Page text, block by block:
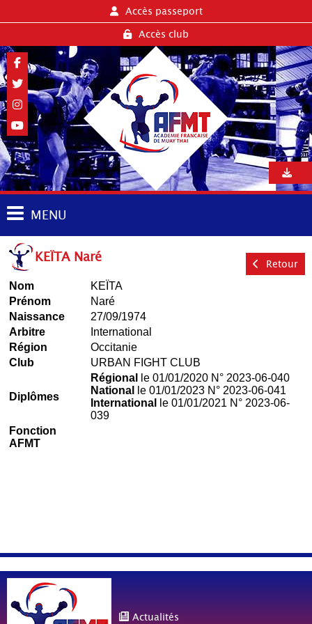
Accès passeport
Accès club
MENU
KEÏTA Naré Retour
Nom
KEÏTA
Prénom
Naré
Naissance
27/09/1974
Arbitre
International
Région
Occitanie
Club
URBAN FIGHT CLUB
Diplômes
Régional
le 01/01/2020 N° 2023-06-040
National
le 01/01/2023 N° 2023-06-041
International
le 01/01/2021 N° 2023-06-
039
Fonction
AFMT
Actualités